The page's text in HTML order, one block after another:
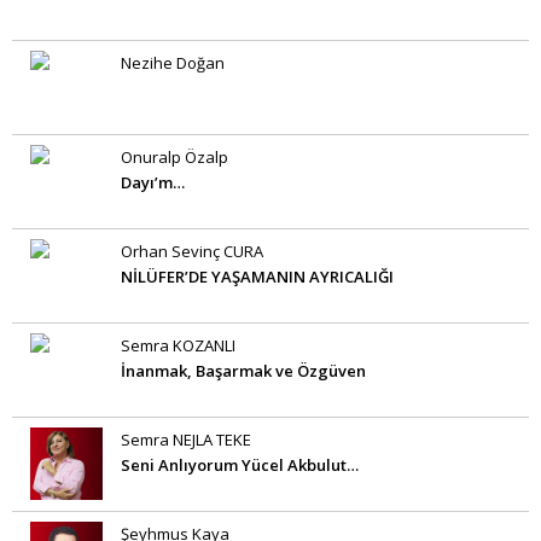
Nezihe Doğan
Onuralp Özalp
Dayı’m…
Orhan Sevinç CURA
NİLÜFER’DE YAŞAMANIN AYRICALIĞI
Semra KOZANLI
İnanmak, Başarmak ve Özgüven
Semra NEJLA TEKE
Seni Anlıyorum Yücel Akbulut…
Şeyhmus Kaya